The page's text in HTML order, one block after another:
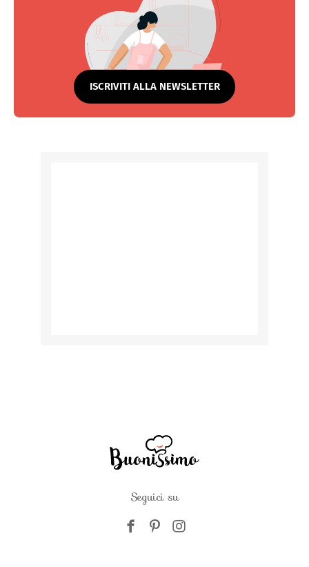
ISCRIVITI ALLA NEWSLETTER
Seguici su